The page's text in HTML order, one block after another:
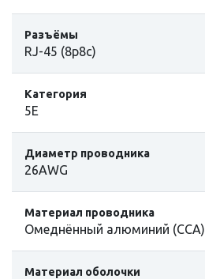
Разъёмы
RJ-45 (8p8c)
Категория
5E
Диаметр проводника
26AWG
Материал проводника
Омеднённый алюминий (CCA)
Материал оболочки